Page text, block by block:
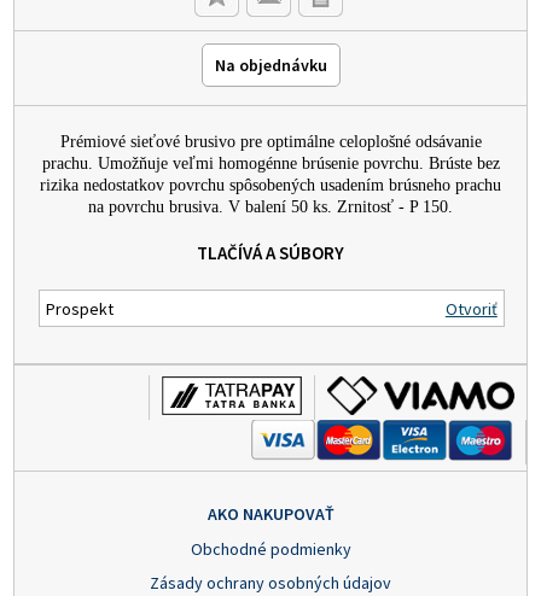
Na objednávku
Prémiové sieťové brusivo pre optimálne celoplošné odsávanie
prachu. Umožňuje veľmi homogénne brúsenie povrchu. Brúste bez
rizika nedostatkov povrchu spôsobených usadením brúsneho prachu
na povrchu brusiva. V balení 50 ks. Zrnitosť - P 150.
TLAČÍVÁ A SÚBORY
Prospekt Otvoriť
AKO NAKUPOVAŤ
Obchodné podmienky
Zásady ochrany osobných údajov